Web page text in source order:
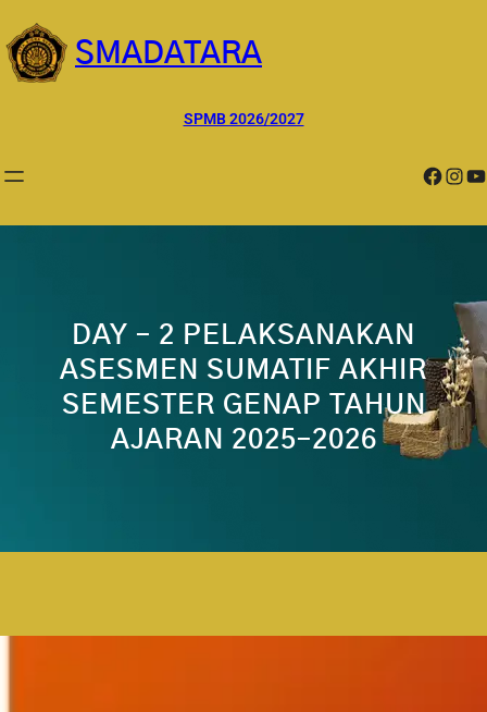
ke
konten
SMADATARA
SPMB 2026/2027
Facebook InstagramYouTube
DAY – 2 PELAKSANAKAN
ASESMEN SUMATIF AKHIR
SEMESTER GENAP TAHUN
AJARAN 2025–2026